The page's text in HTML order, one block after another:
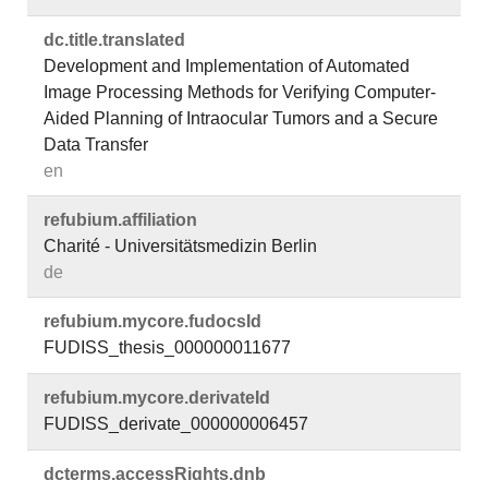
dc.​title.​translated
Development and Implementation of Automated
Image Processing Methods for Verifying Computer-
Aided Planning of Intraocular Tumors and a Secure
Data Transfer
en
refubium.​affiliation
Charité - Universitätsmedizin Berlin
de
refubium.​mycore.​fudocsId
FUDISS_thesis_000000011677
refubium.​mycore.​derivateId
FUDISS_derivate_000000006457
dcterms.​accessRights.​dnb